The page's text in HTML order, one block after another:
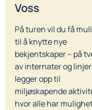
Voss
På turen vil du få
til å knytte nye
bekjentskaper – på
av internater og
legger opp til
miljøskapende
hvor alle har